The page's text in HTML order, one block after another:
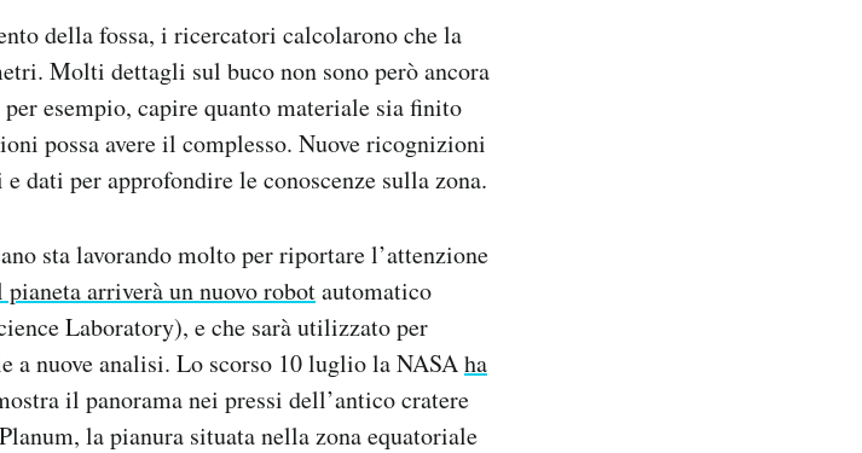
della fossa, i ricercatori calcolarono che la
Molti dettagli sul buco non sono però ancora
esempio, capire quanto materiale sia finito
possa avere il complesso. Nuove ricognizioni
dati per approfondire le conoscenze sulla zona.
sta lavorando molto per riportare l’attenzione
pianeta arriverà un nuovo robotautomatico
Laboratory), e che sarà utilizzato per
a nuove analisi. Lo scorso 10 luglio la NASAha
il panorama nei pressi dell’antico cratere
la pianura situata nella zona equatoriale